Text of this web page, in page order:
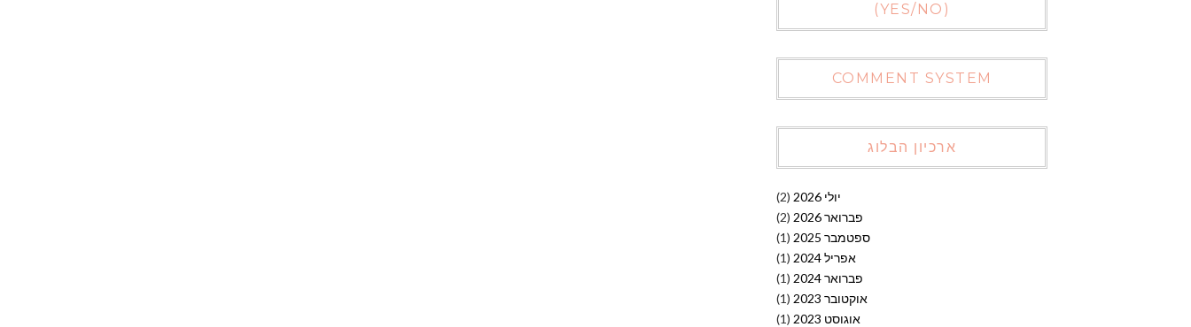
(YES/NO)
COMMENT SYSTEM
ארכיון הבלוג
יולי 2026
(2)
פברואר 2026
(2)
ספטמבר 2025
(1)
אפריל 2024
(1)
פברואר 2024
(1)
אוקטובר 2023
(1)
אוגוסט 2023
(1)